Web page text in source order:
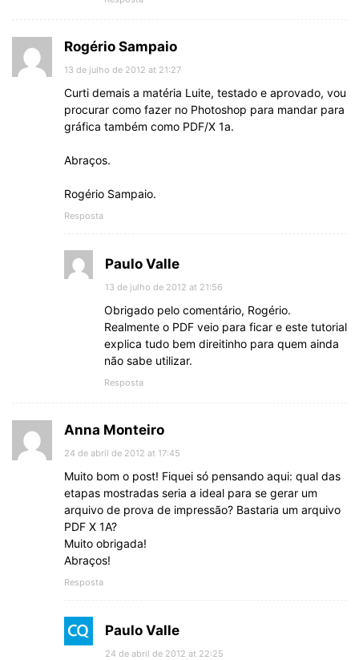
Rogério Sampaio
13 de julho de 2012 at 21:27
Curti demais a matéria Luite, testado e aprovado, vou
procurar como fazer no Photoshop para mandar para
gráfica também como PDF/X 1a.
Abraços.
Rogério Sampaio.
Resposta
Paulo Valle
13 de julho de 2012 at 21:56
Obrigado pelo comentário, Rogério.
Realmente o PDF veio para ficar e este tutorial
explica tudo bem direitinho para quem ainda
não sabe utilizar.
Resposta
Anna Monteiro
24 de abril de 2012 at 17:45
Muito bom o post! Fiquei só pensando aqui: qual das
etapas mostradas seria a ideal para se gerar um
arquivo de prova de impressão? Bastaria um arquivo
PDF X 1A?
Muito obrigada!
Abraços!
Resposta
Paulo Valle
24 de abril de 2012 at 22:25